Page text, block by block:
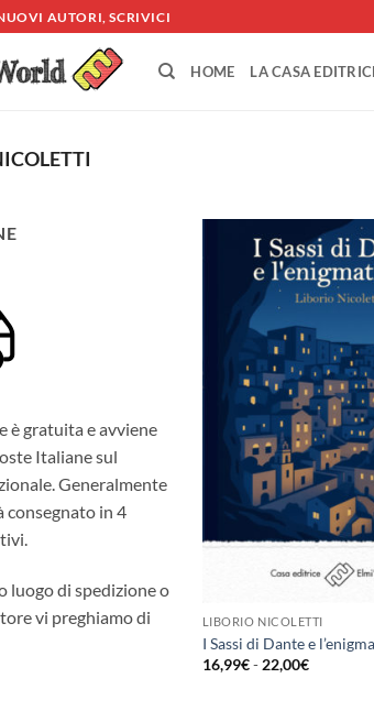
AUTORI, SCRIVICI
HOME LA CASA
è gratuita e avviene
Italiane sul
Generalmente
consegnato in 4
luogo di spedizione o
vi preghiamo di
LIBORIO NICOLETTI
I Sassi di Dante e
16,99€- 22,00€Fascia